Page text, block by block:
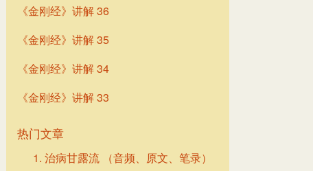
《金刚经》讲解 36
《金刚经》讲解 35
《金刚经》讲解 34
《金刚经》讲解 33
热门文章
治病甘露流 （音频、原文、笔录）